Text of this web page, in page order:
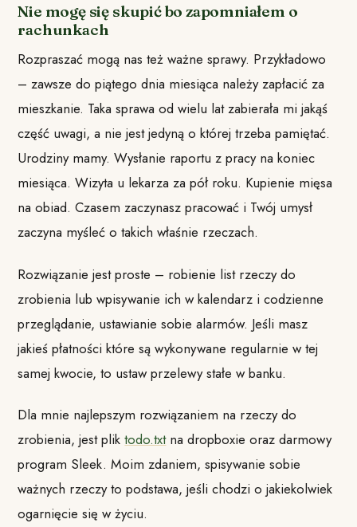
Nie mogę się skupić bo zapomniałem o
rachunkach
Rozpraszać mogą nas też ważne sprawy. Przykładowo
– zawsze do piątego dnia miesiąca należy zapłacić za
mieszkanie. Taka sprawa od wielu lat zabierała mi jakąś
część uwagi, a nie jest jedyną o której trzeba pamiętać.
Urodziny mamy. Wysłanie raportu z pracy na koniec
miesiąca. Wizyta u lekarza za pół roku. Kupienie mięsa
na obiad. Czasem zaczynasz pracować i Twój umysł
zaczyna myśleć o takich właśnie rzeczach.
Rozwiązanie jest proste – robienie list rzeczy do
zrobienia lub wpisywanie ich w kalendarz i codzienne
przeglądanie, ustawianie sobie alarmów. Jeśli masz
jakieś płatności które są wykonywane regularnie w tej
samej kwocie, to ustaw przelewy stałe w banku.
Dla mnie najlepszym rozwiązaniem na rzeczy do
zrobienia, jest pliktodo.txtna dropboxie oraz darmowy
program Sleek. Moim zdaniem, spisywanie sobie
ważnych rzeczy to podstawa, jeśli chodzi o jakiekolwiek
ogarnięcie się w życiu.